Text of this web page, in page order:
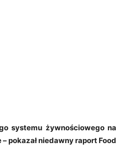
systemu żywnościowego na
pokazał niedawny raport Food